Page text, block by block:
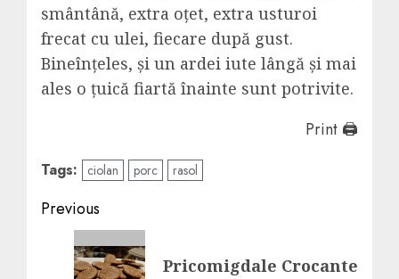
smântână, extra oțet, extra usturoi
frecat cu ulei, fiecare după gust.
Bineînțeles, și un ardei iute lângă și mai
ales o țuică fiartă înainte sunt potrivite.
Print 🖨
Tags: ciolan porc rasol
Post
navigation
Previous
Previous
post:
Pricomigdale Crocante